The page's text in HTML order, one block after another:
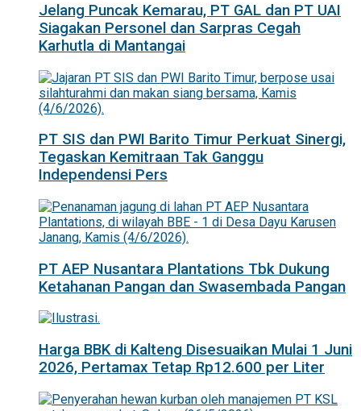
Jelang Puncak Kemarau, PT GAL dan PT UAI
Siagakan Personel dan Sarpras Cegah
Karhutla di Mantangai
PT SIS dan PWI Barito Timur Perkuat Sinergi,
Tegaskan Kemitraan Tak Ganggu
Independensi Pers
PT AEP Nusantara Plantations Tbk Dukung
Ketahanan Pangan dan Swasembada Pangan
Harga BBK di Kalteng Disesuaikan Mulai 1 Juni
2026, Pertamax Tetap Rp12.600 per Liter